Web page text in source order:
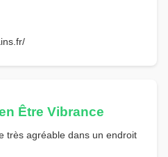
Être Vibrance
très agréable dans un endroit